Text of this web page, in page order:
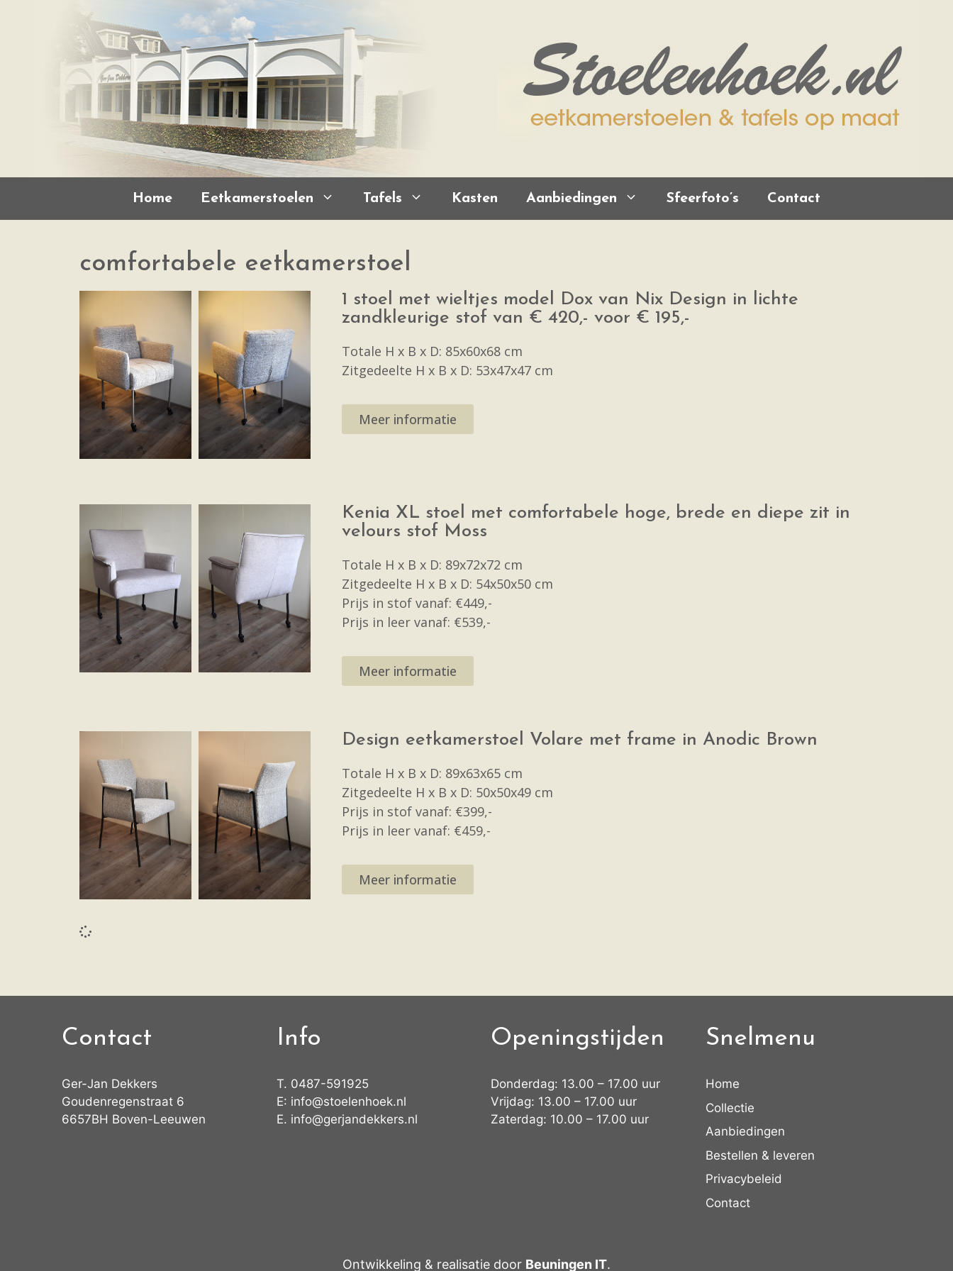
Home Eetkamerstoelen Tafels Kasten Aanbiedingen Sfeerfoto’s Contact
comfortabele eetkamerstoel
1 stoel met wieltjes model Dox van Nix Design in lichte
zandkleurige stof van € 420,- voor € 195,-
Totale H x B x D: 85x60x68 cm
Zitgedeelte H x B x D: 53x47x47 cm
Meer informatie
Kenia XL stoel met comfortabele hoge, brede en diepe zit in
velours stof Moss
Totale H x B x D: 89x72x72 cm
Zitgedeelte H x B x D: 54x50x50 cm
Prijs in stof vanaf: €449,-
Prijs in leer vanaf: €539,-
Meer informatie
Design eetkamerstoel Volare met frame in Anodic Brown
Totale H x B x D: 89x63x65 cm
Zitgedeelte H x B x D: 50x50x49 cm
Prijs in stof vanaf: €399,-
Prijs in leer vanaf: €459,-
Meer informatie
Contact
Ger-Jan Dekkers
Goudenregenstraat 6
6657BH Boven-Leeuwen
Info
T. 0487-591925
E: info@stoelenhoek.nl
E. info@gerjandekkers.nl
Openingstijden
Donderdag: 13.00 – 17.00 uur
Vrijdag: 13.00 – 17.00 uur
Zaterdag: 10.00 – 17.00 uur
Snelmenu
Home
Collectie
Aanbiedingen
Bestellen & leveren
Privacybeleid
Contact
Ontwikkeling & realisatie door Beuningen IT.